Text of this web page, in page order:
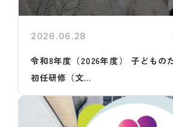
2026.06.28
令和8年度（2026年度） 子どもの
初任研修（文...